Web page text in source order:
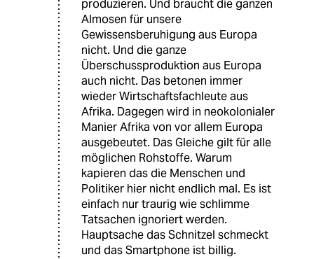
produzieren. Und braucht die ganzen
Almosen für unsere
Gewissensberuhigung aus Europa
nicht. Und die ganze
Überschussproduktion aus Europa
auch nicht. Das betonen immer
wieder Wirtschaftsfachleute aus
Afrika. Dagegen wird in neokolonialer
Manier Afrika von vor allem Europa
ausgebeutet. Das Gleiche gilt für alle
möglichen Rohstoffe. Warum
kapieren das die Menschen und
Politiker hier nicht endlich mal. Es ist
einfach nur traurig wie schlimme
Tatsachen ignoriert werden.
Hauptsache das Schnitzel schmeckt
und das Smartphone ist billig.